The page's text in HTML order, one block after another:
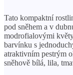
Tato kompaktní
pod sněhem a v
modrofialovými
barvínku s
atraktivním pestrým
sněhově bílá, lila,